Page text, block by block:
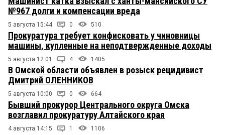
№967 долги и компенсации вреда
5 августа 15:44 0 510
Прокуратура требует конфисковать у чиновницы
машины, купленные на неподтвержденные доходы
5 августа 12:01 4 1405
В Омской области объявлен в розыск рецидивист
Дмитрий ОЛЕННИКОВ
5 августа 10:00 0 664
Бывший прокурор Центрального округа Омска
возглавил прокуратуру Алтайского края
4 августа 14:15 1 1106